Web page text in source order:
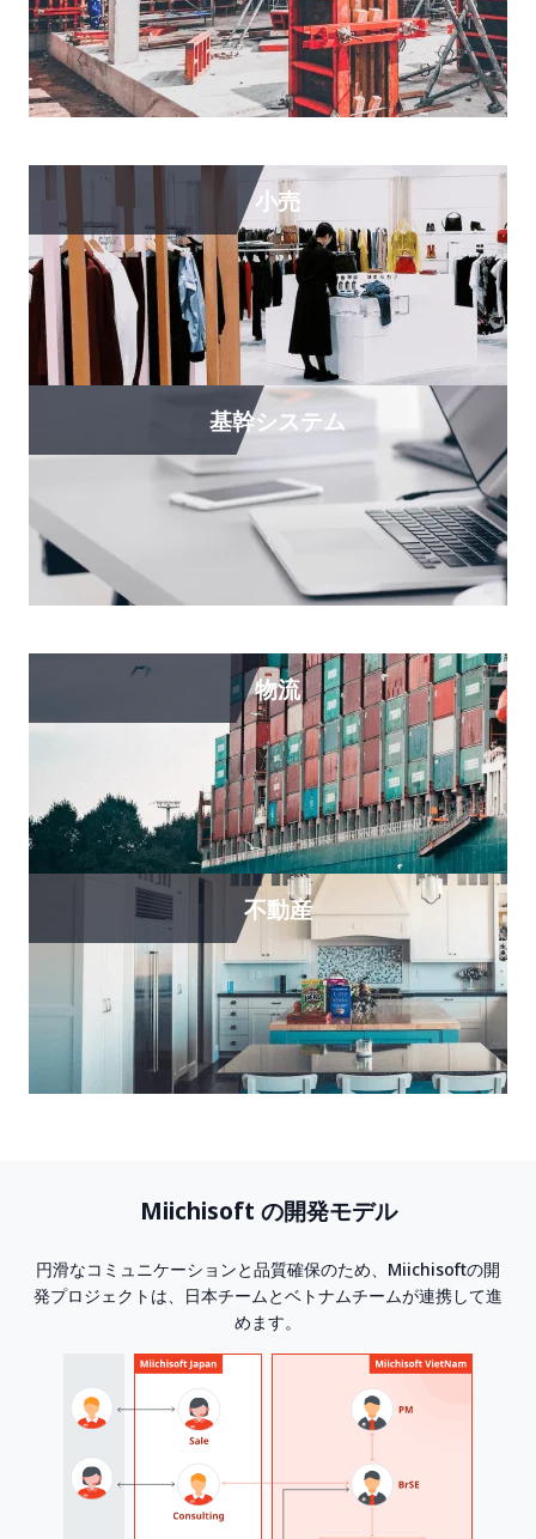
小売
基幹システム
物流
不動産
Miichisoft の開発モデル
円滑なコミュニケーションと品質確保のため、Miichisoftの開
発プロジェクトは、日本チームとベトナムチームが連携して進
めます。